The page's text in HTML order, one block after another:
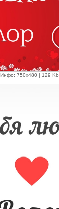
Инфо: 750х480 | 129 Kb